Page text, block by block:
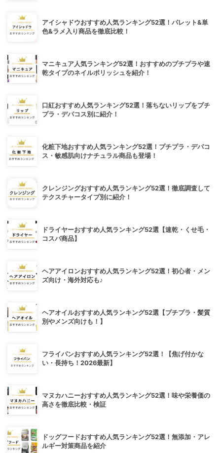
アイシャドウおすすめ人気ランキング52選！パレット&単
色&ラメ入り商品を徹底比較！
マニキュア人気ランキング52選！おすすめのプチプラや速
乾タイプのネイルポリッシュを紹介！
口紅おすすめ人気ランキング52選！落ちないリップをプチ
プラ・デパコス別に紹介！
化粧下地おすすめ人気ランキング52選！プチプラ・デパコ
ス・敏感肌向けナチュラル商品も登場！
クレンジングおすすめ人気ランキング52選！徹底調査して
テクスチャータイプ別に紹介！
ドライヤーおすすめ人気ランキング52選【速乾・くせ毛・
コスパ商品】
ヘアアイロンおすすめ人気ランキング52選！初心者・メン
ズ向け・海外対応も♪
ヘアオイルおすすめ人気ランキング52選【プチプラ・髪質
別やメンズ向けも！】
フライパンおすすめ人気ランキング52選！【焦げ付かな
い・長持ち！2026最新】
マヌカハニーおすすめ人気ランキング52選！味や栄養価の
高さを徹底比較・検証
ドッグフードおすすめ人気ランキング52選！無添加・アレ
ルギー対策商品を紹介